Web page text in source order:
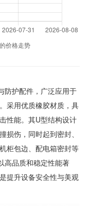
价格走势
防护配件，广泛应用于
采用优质橡胶材质，具
性能。其U型结构设计
损伤，同时起到密封、
柜包边、配电箱密封等
高品质和稳定性能著
提升设备安全性与美观